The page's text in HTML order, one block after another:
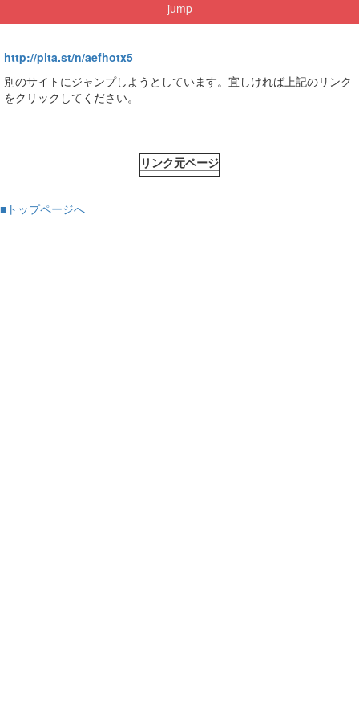
jump
http://pita.st/n/aefhotx5
別のサイトにジャンプしようとしています。宜しければ上記のリンク
をクリックしてください。
リンク元ページ
■トップページへ